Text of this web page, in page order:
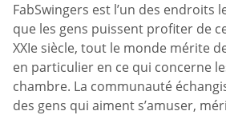
FabSwingers est l’un des endroits
que les gens puissent profiter de
XXIe siècle, tout le monde mérite
en particulier en ce qui concerne
chambre. La communauté
des gens qui aiment s’amuser,